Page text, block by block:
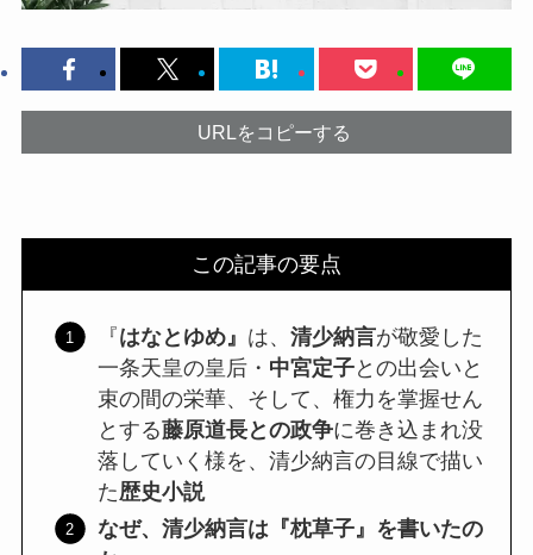
URLをコピーする
この記事の要点
『はなとゆめ』 は、 清少納言が敬愛した
一条天皇の皇后・ 中宮定子との出会いと
束の間の栄華、そして、権力を掌握せん
とする藤原道長との政争に巻き込まれ没
落していく様を、清少納言の目線で描い
た歴史小説
なぜ、清少納言は『枕草子』を書いたの